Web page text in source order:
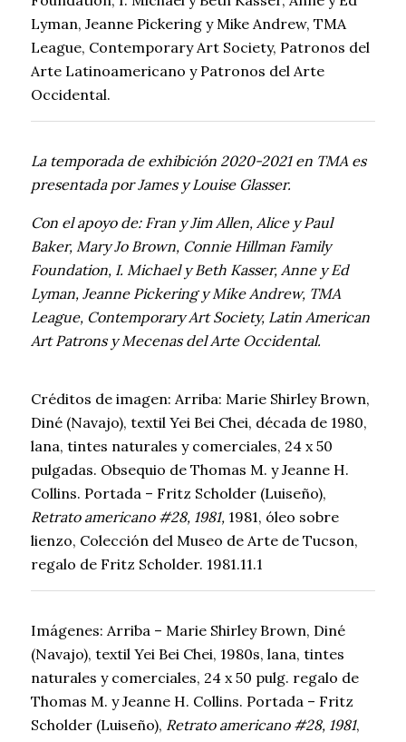
Lyman, Jeanne Pickering y Mike Andrew, TMA
League, Contemporary Art Society, Patronos del
Arte Latinoamericano y Patronos del Arte
Occidental.
La temporada de exhibición 2020-2021 en TMA es
presentada por James y Louise Glasser.
Con elapoyode: Fran y Jim Allen, Alice y Paul
Baker, Mary Jo Brown, Connie Hillman Family
Foundation, I. Michael y Beth Kasser, Anne y Ed
Lyman, Jeanne Pickering y Mike Andrew, TMA
League, Contemporary Art Society, Latin American
Art Patrons y Mecenas del Arte Occidental.
Créditos de imagen: Arriba: Marie Shirley Brown,
Diné (Navajo), textil Yei Bei Chei, década de 1980,
lana, tintes naturales y comerciales, 24 x 50
pulgadas. Obsequio de Thomas M. y Jeanne H.
Collins. Portada – Fritz Scholder (Luiseño),
Retrato americano #28, 1981, 1981, óleo sobre
lienzo, Colección del Museo de Arte de Tucson,
regalo de Fritz Scholder. 1981.11.1
Imágenes: Arriba – Marie Shirley Brown, Diné
(Navajo), textil Yei Bei Chei, 1980s, lana, tintes
naturales y comerciales, 24 x 50 pulg. regalo de
Thomas M. y Jeanne H. Collins. Portada – Fritz
Scholder (Luiseño), Retrato americano #28, 1981,